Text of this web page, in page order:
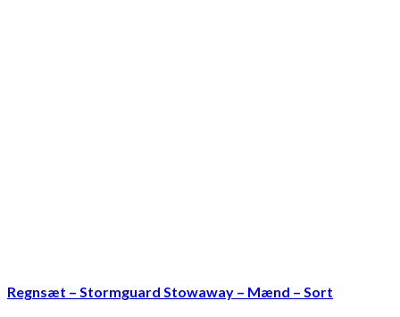
Regnsæt – Stormguard Stowaway – Mænd – Sort